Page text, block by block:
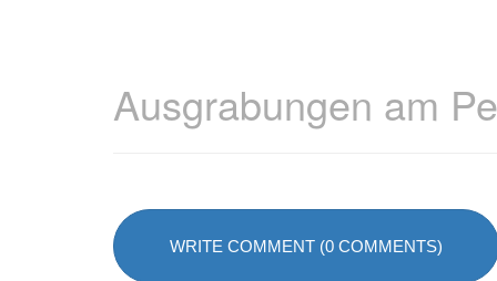
Ausgrabungen am
WRITE COMMENT (0 COMMENTS)